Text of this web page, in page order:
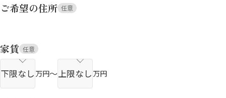
ご希望の住所 任意
家賃 任意
万円～ 万円